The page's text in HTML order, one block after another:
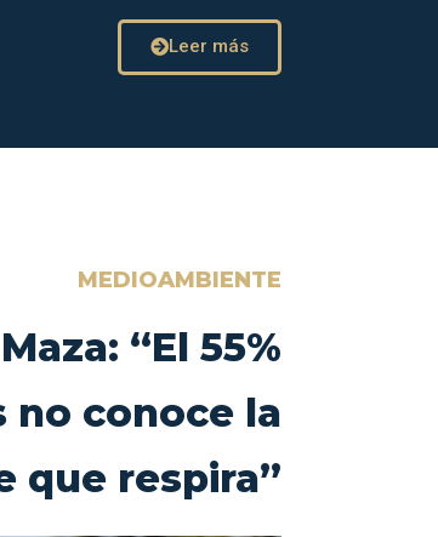
Leer más
MEDIOAMBIENTE
“El 55%
no conoce la
que respira”